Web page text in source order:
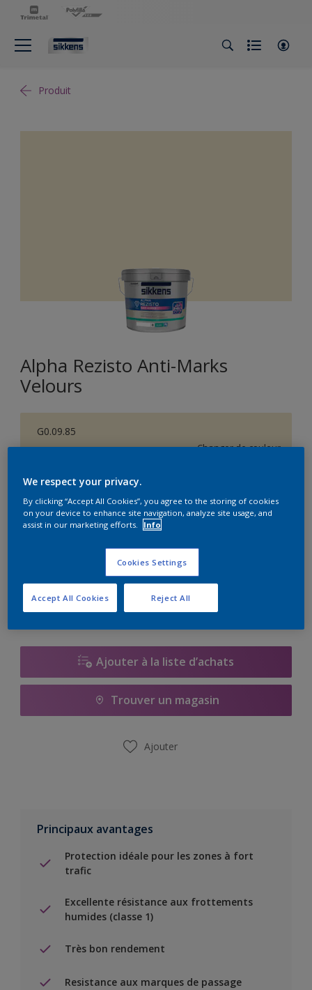
Produit
Alpha Rezisto Anti-Marks
Velours
G0.09.85
Changer de couleur
Format
1L 5L 10L
Calculateur de peinture
Calculer
Ajouter à la liste d’achats
Trouver un magasin
Ajouter
Principaux avantages
Protection idéale pour les zones à fort
trafic
Excellente résistance aux frottements
humides (classe 1)
Très bon rendement
Resistance aux marques de passage
We respect your privacy.
By clicking “Accept All Cookies”, you agree to the storing of cookies
on your device to enhance site navigation, analyze site usage, and
assist in our marketing efforts.
Info
Cookies Settings
Reject All
Accept All Cookies